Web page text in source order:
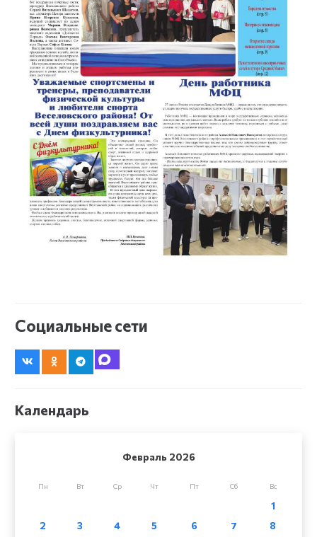
Социальные сети
Календарь
Февраль 2026
Пн Вт Ср Чт Пт Сб Вс
1
2
3 4 5 6 7
8